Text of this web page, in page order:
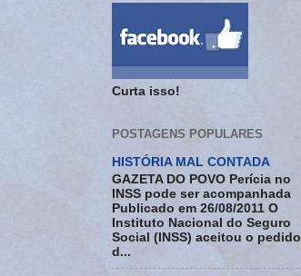
Curta isso!
POSTAGENS POPULARES
HISTÓRIA MAL CONTADA
GAZETA DO POVO Perícia no
INSS pode ser acompanhada
Publicado em 26/08/2011 O
Instituto Nacional do Seguro
Social (INSS) aceitou o pedido
d...